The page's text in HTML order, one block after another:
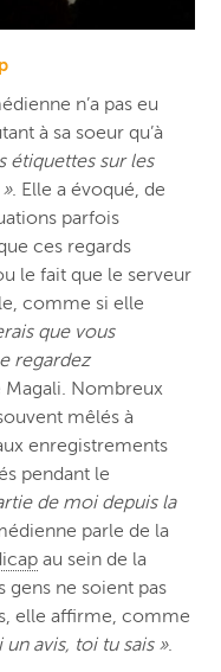
n’a pas eu
à sa soeur qu’à
étiquettes sur les
. Elle a évoqué, de
parfois
ces regards
le fait que le serveur
comme si elle
que vous
regardez
Nombreux
mêlés à
enregistrements
pendant le
de moi depuis la
parle de la
au sein de la
gens ne soient pas
elle affirme, comme
un avis, toi tu sais ».